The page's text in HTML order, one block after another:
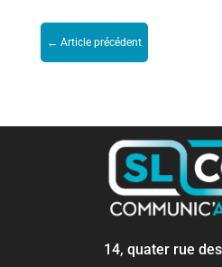
← Article précédent
14, quater rue